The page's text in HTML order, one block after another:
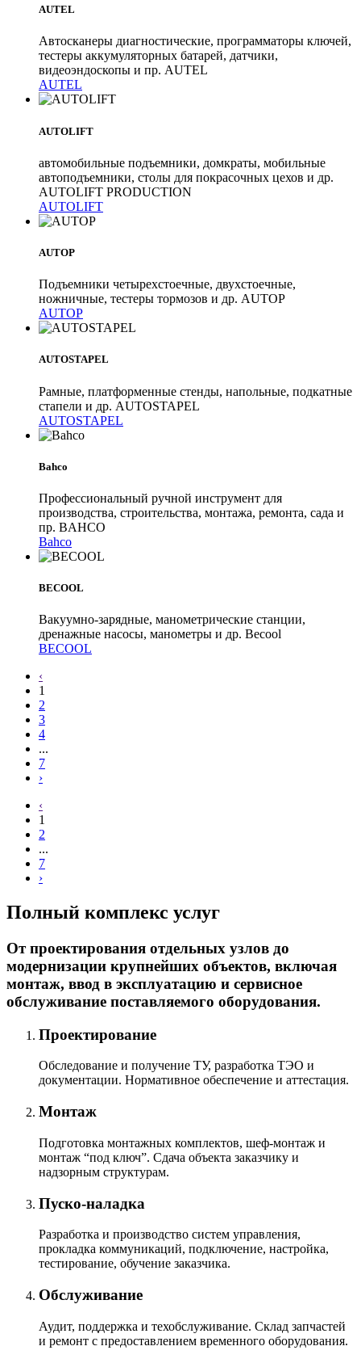
AUTEL
Автосканеры диагностические, программаторы ключей,
тестеры аккумуляторных батарей, датчики,
видеоэндоскопы и пр. AUTEL
AUTEL
AUTOLIFT
автомобильные подъемники, домкраты, мобильные
автоподъемники, столы для покрасочных цехов и др.
AUTOLIFT PRODUCTION
AUTOLIFT
AUTOP
Подъемники четырехстоечные, двухстоечные,
ножничные, тестеры тормозов и др. AUTOP
AUTOP
AUTOSTAPEL
Рамные, платформенные стенды, напольные, подкатные
стапели и др. AUTOSTAPEL
AUTOSTAPEL
Bahco
Профессиональный ручной инструмент для
производства, строительства, монтажа, ремонта, сада и
пр. BAHCO
Bahco
BECOOL
Вакуумно-зарядные, манометрические станции,
дренажные насосы, манометры и др. Becool
BECOOL
‹
1
2
3
4
...
7
›
‹
1
2
...
7
›
Полный комплекс услуг
От проектирования отдельных узлов до
модернизации крупнейших объектов, включая
монтаж, ввод в эксплуатацию и сервисное
обслуживание поставляемого оборудования.
Проектирование
Обследование и получение ТУ, разработка ТЭО и
документации. Нормативное обеспечение и аттестация.
Монтаж
Подготовка монтажных комплектов, шеф-монтаж и
монтаж “под ключ”. Сдача объекта заказчику и
надзорным структурам.
Пуско-наладка
Разработка и производство систем управления,
прокладка коммуникаций, подключение, настройка,
тестирование, обучение заказчика.
Обслуживание
Аудит, поддержка и техобслуживание. Склад запчастей
и ремонт с предоставлением временного оборудования.